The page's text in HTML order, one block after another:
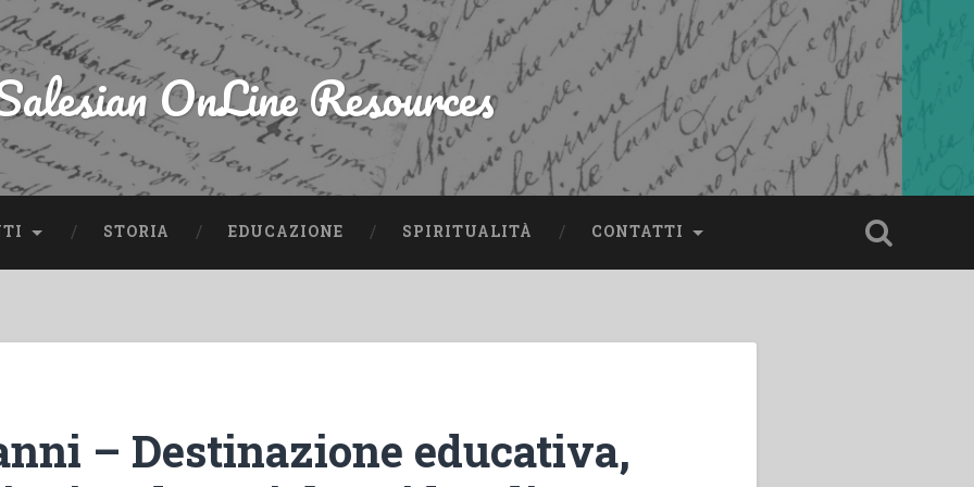
OnLine Resources
STORIA EDUCAZIONE SPIRITUALITÀ CONTATTI
– Destinazione educativa,